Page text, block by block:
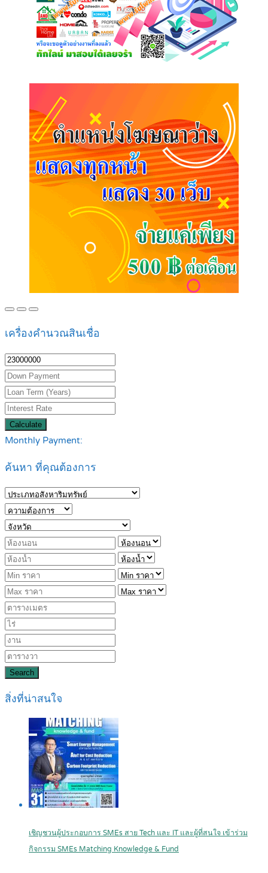
เครื่องคำนวณสินเชื่อ
Calculate
Monthly Payment:
ค้นหา ที่คุณต้องการ
Search
สิ่งที่น่าสนใจ
เชิญชวนผู้ประกอบการ SMEs สาย Tech และ IT และผู้ที่สนใจ เข้าร่วม
กิจกรรม SMEs Matching Knowledge & Fund